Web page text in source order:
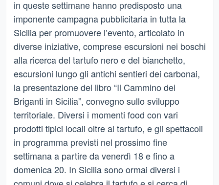
in queste settimane hanno predisposto una
imponente campagna pubblicitaria in tutta la
Sicilia per promuovere l’evento, articolato in
diverse iniziative, comprese escursioni nei boschi
alla ricerca del tartufo nero e del bianchetto,
escursioni lungo gli antichi sentieri dei carbonai,
la presentazione del libro “Il Cammino dei
Briganti in Sicilia”, convegno sullo sviluppo
territoriale. Diversi i momenti food con vari
prodotti tipici locali oltre al tartufo, e gli spettacoli
in programma previsti nel prossimo fine
settimana a partire da venerdì 18 e fino a
domenica 20. In Sicilia sono ormai diversi i